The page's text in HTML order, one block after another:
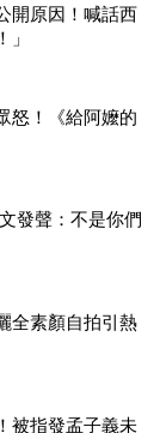
開原因！喊話西
怒！《給阿嬤的
發聲：不是你們
全素顏自拍引熱
被指發孟子義未